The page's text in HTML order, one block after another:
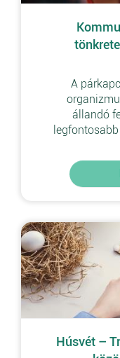
A
állandó
Húsvét –